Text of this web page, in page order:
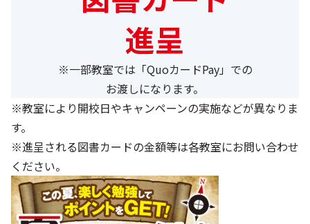
進呈
※一部教室では「QuoカードPay」での
お渡しになります。
※教室により開校日やキャンペーンの実施などが異なりま
す。
※進呈される図書カードの金額等は各教室にお問い合わせ
ください。